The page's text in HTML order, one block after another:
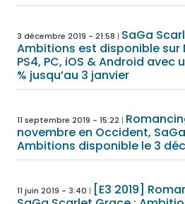
3 décembre 2019 - 21:58
SaGa
Ambitions est disponible sur
PS4, PC, iOS & Android avec
% jusqu’au 3 janvier
11 septembre 2019 - 15:22
novembre en Occident,
Ambitions disponible le 3
11 juin 2019 - 3:40
[E3 2019]